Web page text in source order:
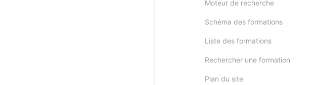
Moteur de recherche
Schéma des formations
Liste des formations
Rechercher une formation
Plan du site